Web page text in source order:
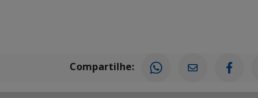
Compartilhe: